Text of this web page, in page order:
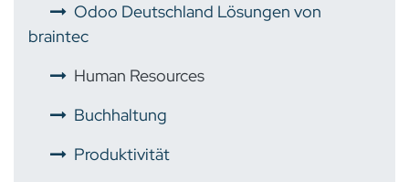
Odoo Deutschland Lösungen von
braintec
Human Resources
Buchhaltung
Produktivität